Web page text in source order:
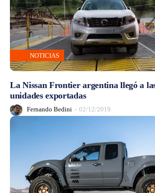
NOTICIAS
La Nissan Frontier argentina llegó a
unidades exportadas
Fernando Bedini - 02/12/2019